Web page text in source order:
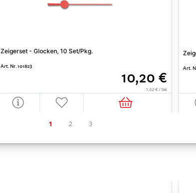
Zeigerset - Glocken, 10 Set/Pkg.
Art. Nr. 101823
10,20 €
1,02 € / Set
Art.